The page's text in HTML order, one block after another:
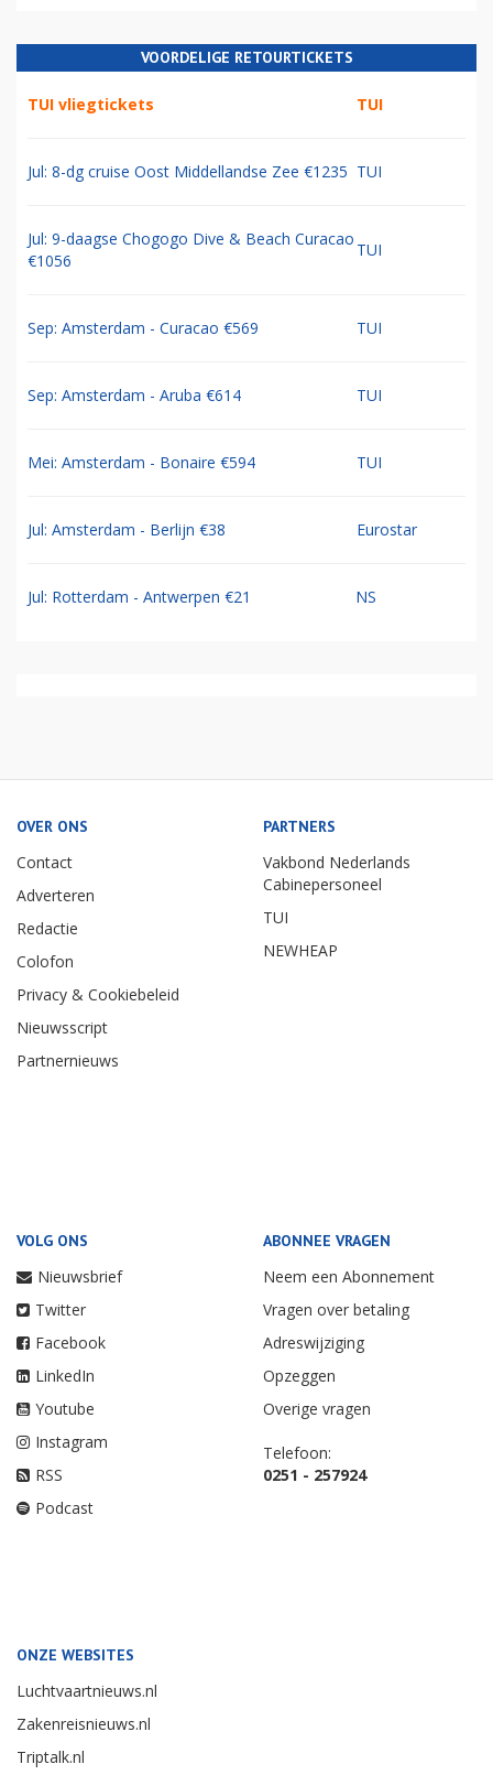
VOORDELIGE RETOURTICKETS
TUI vliegtickets TUI
Jul: 8-dg cruise Oost Middellandse Zee €1235 TUI
Jul: 9-daagse Chogogo Dive & Beach Curacao
€1056
TUI
Sep: Amsterdam - Curacao €569 TUI
Sep: Amsterdam - Aruba €614 TUI
Mei: Amsterdam - Bonaire €594 TUI
Jul: Amsterdam - Berlijn €38 Eurostar
Jul: Rotterdam - Antwerpen €21 NS
OVER ONS
Contact
Adverteren
Redactie
Colofon
Privacy & Cookiebeleid
Nieuwsscript
Partnernieuws
PARTNERS
Vakbond Nederlands
Cabinepersoneel
TUI
NEWHEAP
VOLG ONS
Nieuwsbrief
Twitter
Facebook
LinkedIn
Youtube
Instagram
RSS
Podcast
ABONNEE VRAGEN
Neem een Abonnement
Vragen over betaling
Adreswijziging
Opzeggen
Overige vragen
Telefoon:
0251 - 257924
ONZE WEBSITES
Luchtvaartnieuws.nl
Zakenreisnieuws.nl
Triptalk.nl